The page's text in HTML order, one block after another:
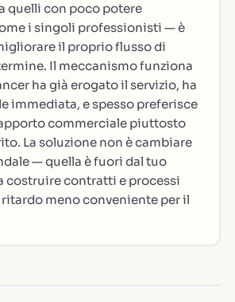
quelli con poco potere
i singoli professionisti — è
il proprio flusso di
Il meccanismo funziona
ha già erogato il servizio, ha
immediata, e spesso preferisce
commerciale piuttosto
La soluzione non è cambiare
— quella è fuori dal tuo
costruire contratti e processi
meno conveniente per il